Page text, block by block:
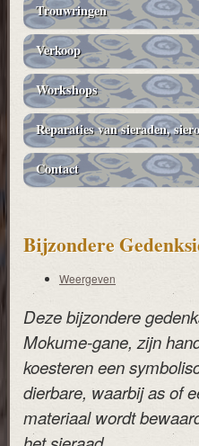
Trouwringen
Verkoop
Workshops
Reparaties van sieraden,
Contact
Bijzondere
Primaire
tabs
Weergeven
Deze bijzondere
Mokume-gane, zijn
koesteren een
dierbare, waarbij as of
materiaal wordt